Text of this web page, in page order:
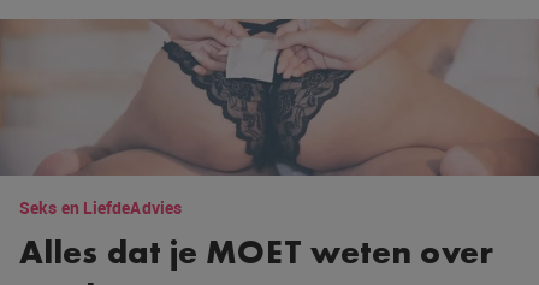
Seks en LiefdeAdvies
Alles dat je MOET weten over